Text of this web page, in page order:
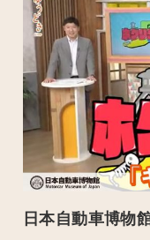
日本自動車博物